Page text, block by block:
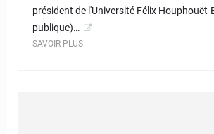
président de l'Université Félix Houphouët-
publique)…
SAVOIR PLUS